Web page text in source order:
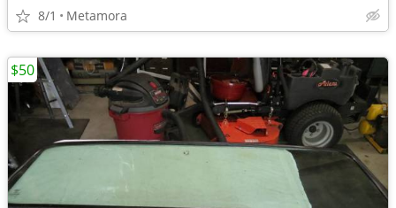
8/1 Metamora
$50